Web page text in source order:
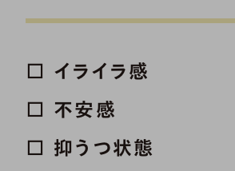
□ イライラ感
□ 不安感
□ 抑うつ状態